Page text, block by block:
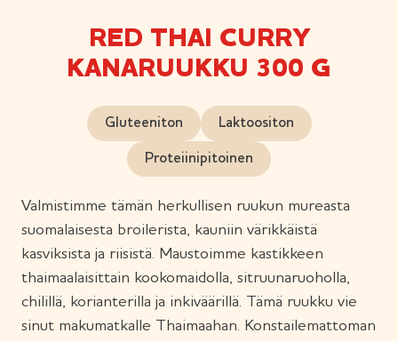
RED THAI CURRY
KANARUUKKU 300 G
Gluteeniton Laktoositon
Proteiinipitoinen
Valmistimme tämän herkullisen ruukun mureasta
suomalaisesta broilerista, kauniin värikkäistä
kasviksista ja riisistä. Maustoimme kastikkeen
thaimaalaisittain kookomaidolla, sitruunaruoholla,
chilillä, korianterilla ja inkiväärillä. Tämä ruukku vie
sinut makumatkalle Thaimaahan. Konstailemattoman